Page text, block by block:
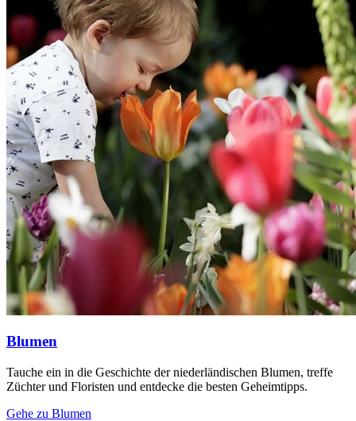
Blumen
Tauche ein in die Geschichte der niederländischen Blumen, treffe
Züchter und Floristen und entdecke die besten Geheimtipps.
Gehe zu Blumen